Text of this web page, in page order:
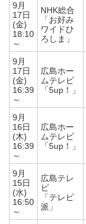
9月
17日
(金)
18:10
～
NHK総合
「お好み
ワイドひ
ろしま」
9月
17日
(金)
16:39
～
広島ホー
ムテレビ
「5up！」
9月
16日
(木)
16:39
～
広島ホー
ムテレビ
「5up！」
9月
15日
(水)
16:50
～
広島テレ
ビ
「テレビ
派」